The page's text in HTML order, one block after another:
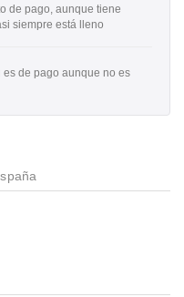
de pago, aunque tiene
siempre está lleno
es de pago aunque no es